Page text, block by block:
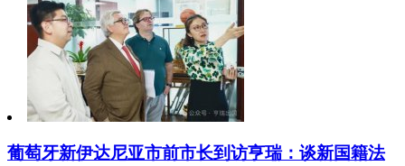
葡萄牙新伊达尼亚市前市长到访亨瑞：谈新国籍法